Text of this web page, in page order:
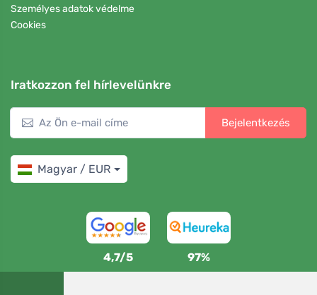
Személyes adatok védelme
Cookies
Iratkozzon fel hírlevelünkre
Bejelentkezés
Magyar / EUR
4,7/5 97%